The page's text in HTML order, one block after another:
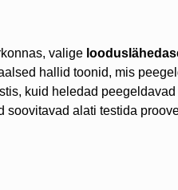
valige
hallid toonid, mis
kuid heledad
alati testida